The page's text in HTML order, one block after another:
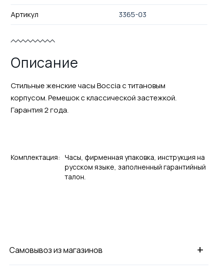
Артикул
3365-03
Описание
Стильные женские часы Boccia с титановым
корпусом. Ремешок с классической застежкой.
Гарантия 2 года.
Комплектация: Часы, фирменная упаковка, инструкция на
русском языке, заполненный гарантийный
талон.
+
Самовывоз из магазинов